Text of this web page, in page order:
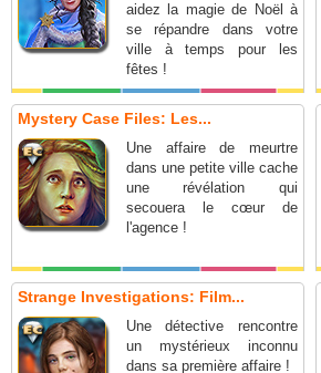
aidez la magie de Noël à
se répandre dans votre
ville à temps pour les
fêtes !
Mystery Case Files: Les...
Une affaire de meurtre
dans une petite ville cache
une révélation qui
secouera le cœur de
l'agence !
Strange Investigations: Film...
Une détective rencontre
un mystérieux inconnu
dans sa première affaire !